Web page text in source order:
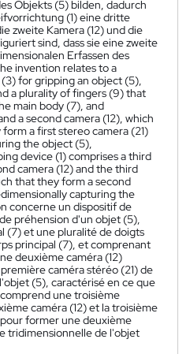
Objekts (5) bilden, dadurch
(1) eine dritte
zweite Kamera (12) und die
sind, dass sie eine zweite
Erfassen des
invention relates to a
for gripping an object (5),
a plurality of fingers (9) that
main body (7), and
a second camera (12), which
a first stereo camera (21)
the object (5),
device (1) comprises a third
camera (12) and the third
that they form a second
capturing the
concerne un dispositif de
préhension d'un objet (5),
(7) et une pluralité de doigts
principal (7), et comprenant
deuxième caméra (12)
caméra stéréo (21) de
(5), caractérisé en ce que
une troisième
caméra (12) et la troisième
former une deuxième
tridimensionnelle de l'objet